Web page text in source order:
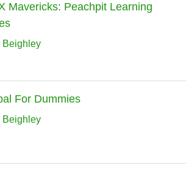
Mavericks: Peachpit Learning
Beighley
For Dummies
Beighley